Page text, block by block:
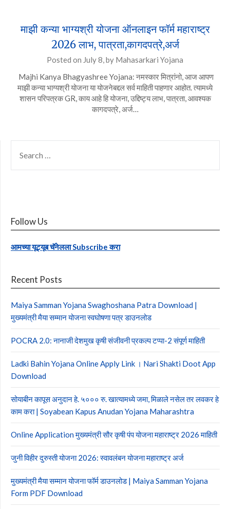
माझी कन्या भाग्यश्री योजना ऑनलाइन फॉर्म महाराष्ट्र
2026 लाभ, पात्रता,कागदपत्रे,अर्ज
Posted on July 8,by Mahasarkari Yojana
Majhi Kanya Bhagyashree Yojana: नमस्कार मित्रांनो, आज आपण
माझी कन्या भाग्यश्री योजना या योजनेबद्दल सर्व माहिती पाहणार आहोत. त्यामध्ये
शासन परिपत्रक GR, काय आहे हि योजना, उद्दिष्ट्य लाभ, पात्रता, आवश्यक
कागदपत्रे, अर्ज…
FOR:
Follow Us
आमच्या यूट्यूब चॅनेलला Subscribe करा
Recent Posts
Maiya Samman Yojana Swaghoshana Patra Download |
मुख्यमंत्री मैया सम्मान योजना स्वघोषणा पत्र डाउनलोड
POCRA 2.0: नानाजी देशमुख कृषी संजीवनी प्रकल्प टप्पा-2 संपूर्ण माहिती
Ladki Bahin Yojana Online Apply Link । Nari Shakti Doot App
Download
सोयाबीन कापूस अनुदान हे. ५००० रु. खात्यामध्ये जमा, मिळाले नसेल तर लवकर हे
काम करा | Soyabean Kapus Anudan Yojana Maharashtra
Online Application मुख्यमंत्री सौर कृषी पंप योजना महाराष्ट्र 2026 माहिती
जुनी विहीर दुरुस्ती योजना 2026: स्वावलंबन योजना महाराष्ट्र अर्ज
मुख्यमंत्री मैया सम्मान योजना फॉर्म डाउनलोड | Maiya Samman Yojana
Form PDF Download